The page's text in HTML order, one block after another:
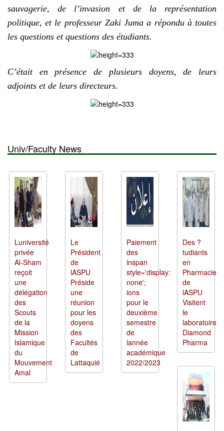
sauvagerie, de l’invasion et de la représentation
politique, et le professeur Zaki Juma a répondu à toutes
les questions et questions des étudiants.
C’était en présence de plusieurs doyens, de leurs
adjoints et de leurs directeurs.
Univ/Faculty News
Luniversité
privée
Al-Sham
reçoit
une
délégation
des
Scouts
de la
Mission
Islamique
du
Mouvement
Amal
Le
Président
de
lASPU
Préside
une
réunion
pour les
doyens
des
Facultés
de
Lattaquié
Paiement
des
inspan
style='display:
none';
ions
pour le
deuxième
semestre
de
lannée
académique
2022/2023
Des ?
tudiants
en
Pharmacie
de
lASPU
Visitent
le
laboratoire
Diamond
Pharma